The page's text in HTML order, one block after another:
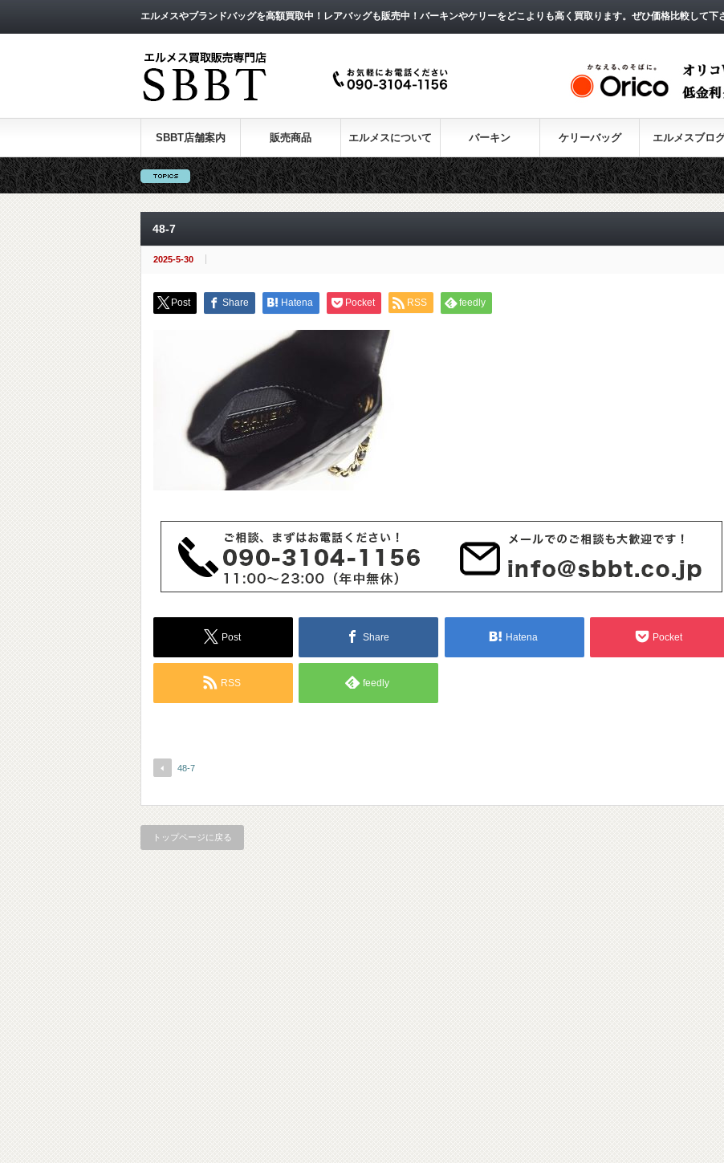
エルメスやブランドバッグを高額買取中！レアバッグも販売中！バーキンやケリーをどこよりも高く買取ります。ぜひ価格比較して下
SBBT店舗案内 販売商品 エルメスについて バーキン ケリーバッグ エルメスブロ
48-7
2025-5-30
Post Share Hatena Pocket RSS feedly
Post Share Hatena Pocket
RSS feedly
48-7
トップページに戻る